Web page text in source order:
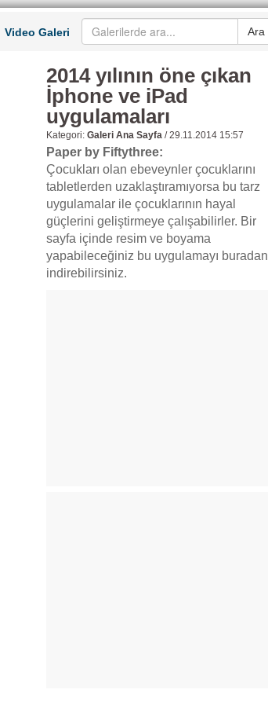
Ara
Video Galeri
2014 yılının öne çıkan
İphone ve iPad
uygulamaları
Kategori: Galeri Ana Sayfa/29.11.2014 15:57
Paper by Fiftythree:
Çocukları olan ebeveynler çocuklarını
tabletlerden uzaklaştıramıyorsa bu tarz
uygulamalar ile çocuklarının hayal
güçlerini geliştirmeye çalışabilirler. Bir
sayfa içinde resim ve boyama
yapabileceğiniz bu uygulamayı buradan
indirebilirsiniz.